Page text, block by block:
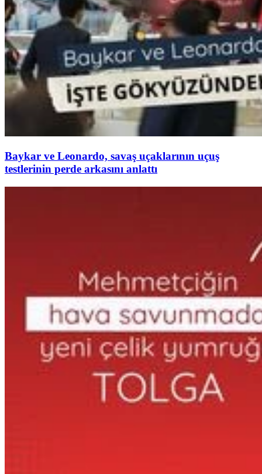
Baykar ve Leonardo, savaş uçaklarının uçuş
testlerinin perde arkasını anlattı